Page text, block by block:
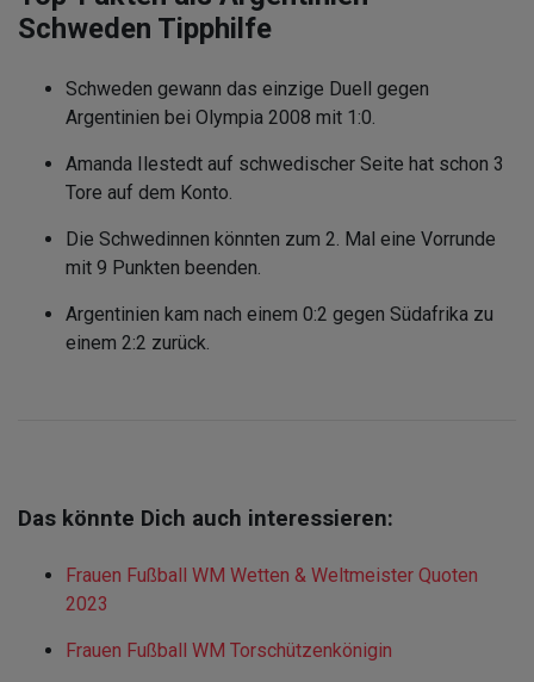
Schweden Tipphilfe
Schweden gewann das einzige Duell gegen
Argentinien bei Olympia 2008 mit 1:0.
Amanda Ilestedt auf schwedischer Seite hat schon 3
Tore auf dem Konto.
Die Schwedinnen könnten zum 2. Mal eine Vorrunde
mit 9 Punkten beenden.
Argentinien kam nach einem 0:2 gegen Südafrika zu
einem 2:2 zurück.
Das könnte Dich auch interessieren:
Frauen Fußball WM Wetten & Weltmeister Quoten
2023
Frauen Fußball WM Torschützenkönigin